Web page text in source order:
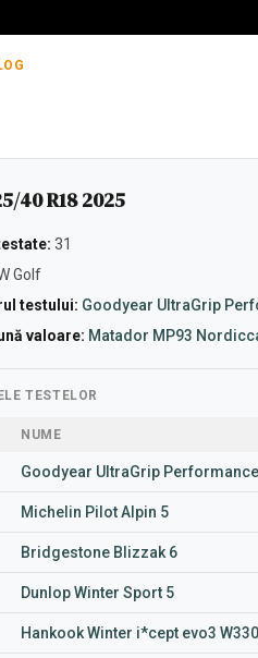
40 R18 2025
31
Golf
testului: Goodyear UltraGrip
valoare: Matador MP93
TESTELOR
NUME
Goodyear UltraGrip
Michelin Pilot Alpin 5
Bridgestone Blizzak 6
Dunlop Winter Sport 5
Hankook Winter i*cept evo3 W330